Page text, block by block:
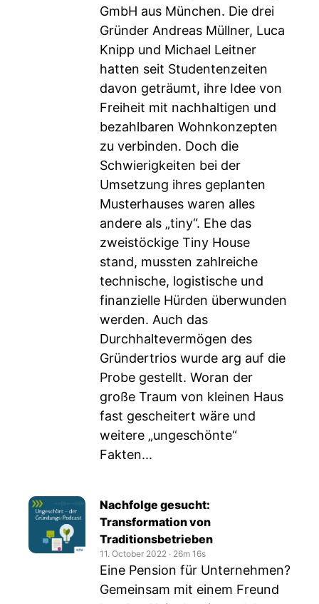
GmbH aus München. Die drei
Gründer Andreas Müllner, Luca
Knipp und Michael Leitner
hatten seit Studentenzeiten
davon geträumt, ihre Idee von
Freiheit mit nachhaltigen und
bezahlbaren Wohnkonzepten
zu verbinden. Doch die
Schwierigkeiten bei der
Umsetzung ihres geplanten
Musterhauses waren alles
andere als „tiny“. Ehe das
zweistöckige Tiny House
stand, mussten zahlreiche
technische, logistische und
finanzielle Hürden überwunden
werden. Auch das
Durchhaltevermögen des
Gründertrios wurde arg auf die
Probe gestellt. Woran der
große Traum von kleinen Haus
fast gescheitert wäre und
weitere „ungeschönte“
Fakten...
Nachfolge gesucht:
Transformation von
Traditionsbetrieben
11. October 2022 ‧ 26m 16s
Eine Pension für Unternehmen?
Gemeinsam mit einem Freund